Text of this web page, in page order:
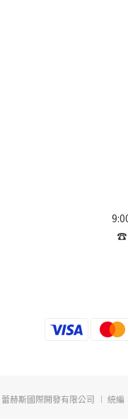
☎
蕾赫斯國際開發有限公司 ︱ 統